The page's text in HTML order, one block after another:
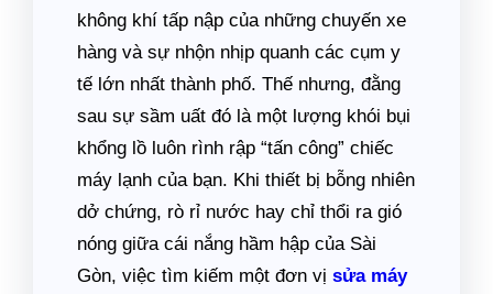
không khí tấp nập của những chuyến xe
hàng và sự nhộn nhịp quanh các cụm y
tế lớn nhất thành phố. Thế nhưng, đằng
sau sự sầm uất đó là một lượng khói bụi
khổng lồ luôn rình rập “tấn công” chiếc
máy lạnh của bạn. Khi thiết bị bỗng nhiên
dở chứng, rò rỉ nước hay chỉ thổi ra gió
nóng giữa cái nắng hầm hập của Sài
Gòn, việc tìm kiếm một đơn vị sửa máy